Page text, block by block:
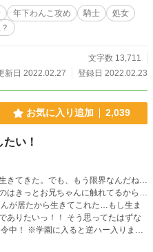
面目で初心な酒場の看板娘】全6
年下わんこ攻め 騎士
処女
文字数 13,711
新日 2022.02.27
登録日 2022.02.23
お気に入り追加 2,039
い！
きてきた。でも、もう限界なんだね…
はきっとお兄ちゃんに触れてるから…
そう思ってたはずな
てます！！